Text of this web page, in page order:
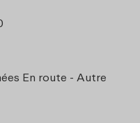
En route - Autre